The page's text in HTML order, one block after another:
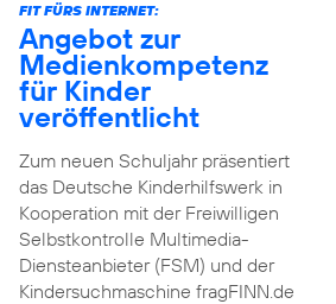
FIT FÜRS INTERNET:
Angebot zur
Medienkompetenz
für Kinder
veröffentlicht
Zum neuen Schuljahr präsentiert
das Deutsche Kinderhilfswerk in
Kooperation mit der Freiwilligen
Selbstkontrolle Multimedia-
Diensteanbieter (FSM) und der
Kindersuchmaschine fragFINN.de